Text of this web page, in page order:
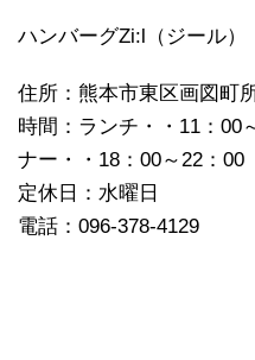
ハンバーグZi:l（ジール）
住所：熊本市東区画図町
時間：ランチ・・11：00
ナー・・18：00～22：00
定休日：水曜日
電話：096-378-4129